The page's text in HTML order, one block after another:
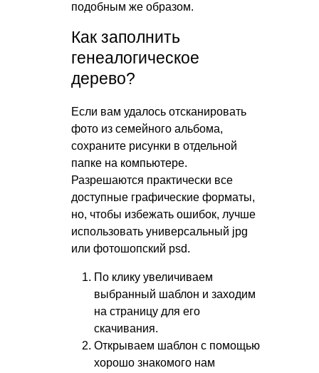
подобным же образом.
Как заполнить
генеалогическое
дерево?
Если вам удалось отсканировать
фото из семейного альбома,
сохраните рисунки в отдельной
папке на компьютере.
Разрешаются практически все
доступные графические форматы,
но, чтобы избежать ошибок, лучше
использовать универсальный jpg
или фотошопский psd.
По клику увеличиваем
выбранный шаблон и заходим
на страницу для его
скачивания.
Открываем шаблон с помощью
хорошо знакомого нам